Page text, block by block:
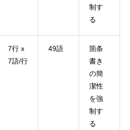
制す
る
7行 x
7語/行
49語
箇条
書き
の簡
潔性
を強
制す
る